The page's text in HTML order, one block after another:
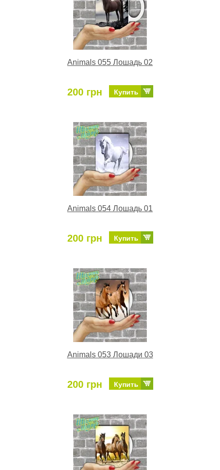
Animals 055 Лошадь 02
200 грн Купить
Animals 054 Лошадь 01
200 грн Купить
Animals 053 Лошади 03
200 грн Купить